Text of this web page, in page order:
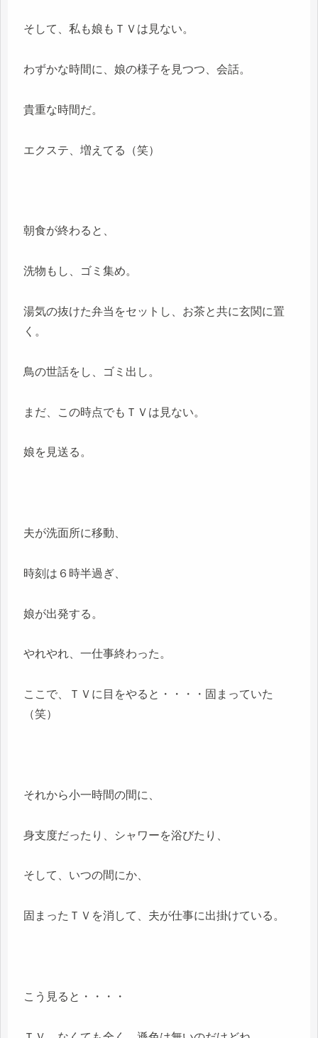
そして、私も娘もＴＶは見ない。
わずかな時間に、娘の様子を見つつ、会話。
貴重な時間だ。
エクステ、増えてる（笑）
朝食が終わると、
洗物もし、ゴミ集め。
湯気の抜けた弁当をセットし、お茶と共に玄関に置
く。
鳥の世話をし、ゴミ出し。
まだ、この時点でもＴＶは見ない。
娘を見送る。
夫が洗面所に移動、
時刻は６時半過ぎ、
娘が出発する。
やれやれ、一仕事終わった。
ここで、ＴＶに目をやると・・・・固まっていた
（笑）
それから小一時間の間に、
身支度だったり、シャワーを浴びたり、
そして、いつの間にか、
固まったＴＶを消して、夫が仕事に出掛けている。
こう見ると・・・・